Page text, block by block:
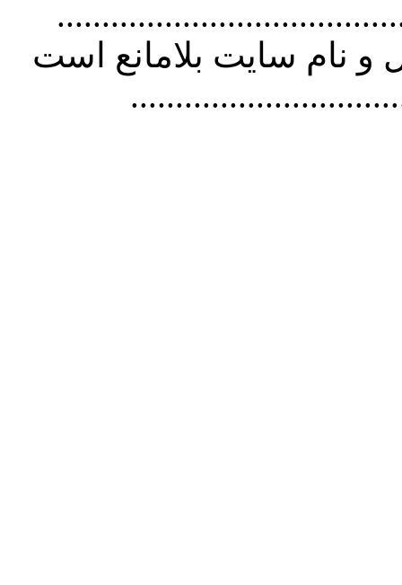
استفاده از
نام سايت بلامانع است